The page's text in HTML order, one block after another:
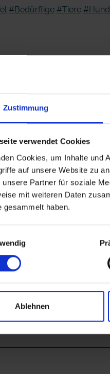
Zustimmung
verwendet Cookies
Cookies, um Inhalte und
auf unsere Website zu
unsere Partner für soziale
mit weiteren Daten
gesammelt haben.
Ablehnen
#Bedürftige #Tiere